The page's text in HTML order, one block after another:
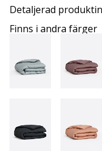
Detaljerad
Finns i andra färger